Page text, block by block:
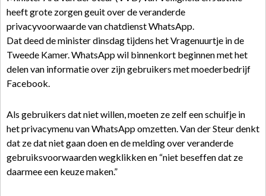
heeft grote zorgen geuit over de veranderde
privacyvoorwaarde van chatdienst WhatsApp.
Dat deed de minister dinsdag tijdens het Vragenuurtje in de
Tweede Kamer. WhatsApp wil binnenkort beginnen met het
delen van informatie over zijn gebruikers met moederbedrijf
Facebook.
Als gebruikers dat niet willen, moeten ze zelf een schuifje in
het privacymenu van WhatsApp omzetten. Van der Steur denkt
dat ze dat niet gaan doen en de melding over veranderde
gebruiksvoorwaarden wegklikken en “niet beseffen dat ze
daarmee een keuze maken.”